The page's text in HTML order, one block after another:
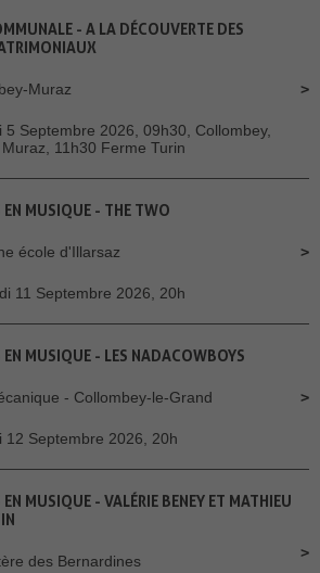
- A LA DÉCOUVERTE DES
Muraz
5 Septembre 2026, 09h30, Collombey,
11h30 Ferme Turin
EN MUSIQUE - THE TWO
école d'Illarsaz
11 Septembre 2026, 20h
EN MUSIQUE - LES NADACOWBOYS
- Collombey-le-Grand
12 Septembre 2026, 20h
MUSIQUE - VALÉRIE BENEY ET MATHIEU
des Bernardines